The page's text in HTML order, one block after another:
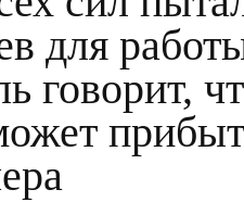
для
говорит,